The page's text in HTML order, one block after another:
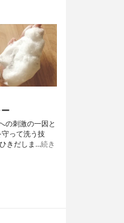
の刺激の一因と
って洗う技
きだしま…続き